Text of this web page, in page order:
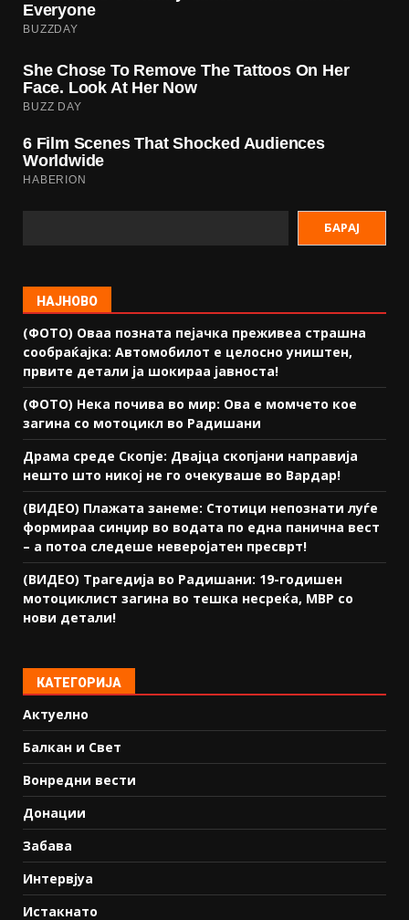
БАРАЈ
НАЈНОВО
(ФОТО) Оваа позната пејачка преживеа страшна
сообраќајка: Автомобилот е целосно уништен,
првите детали ја шокираа јавноста!
(ФОТО) Нека почива во мир: Ова е момчето кое
загина со мотоцикл во Радишани
Драма среде Скопје: Двајца скопјани направија
нешто што никој не го очекуваше во Вардар!
(ВИДЕО) Плажата занеме: Стотици непознати луѓе
формираа синџир во водата по една панична вест
– а потоа следеше неверојатен пресврт!
(ВИДЕО) Трагедија во Радишани: 19-годишен
мотоциклист загина во тешка несреќа, МВР со
нови детали!
КАТЕГОРИЈА
Актуелно
Балкан и Свет
Вонредни вести
Донации
Забава
Интервјуа
Истакнато